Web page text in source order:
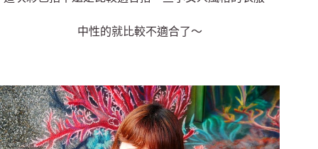
中性的就比較不適合了～